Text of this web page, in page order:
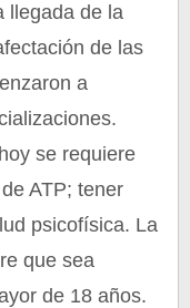
llegada de la
de las
a
se requiere
ATP; tener
psicofísica. La
que sea
de 18 años.